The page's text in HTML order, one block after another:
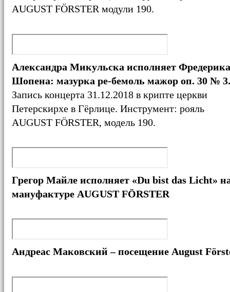
AUGUST FÖRSTER модули 190.
Александра Микульска исполняет Фредерика
Шопена: мазурка ре-бемоль мажор оп. 30 № 3.
Запись концерта 31.12.2018 в крипте церкви
Петерскирхе в Гёрлице. Инструмент: рояль
AUGUST FÖRSTER, модель 190.‎
Грегор Майле исполняет «Du bist das Licht»
мануфактуре AUGUST FÖRSTER
Андреас Маковский – посещение August